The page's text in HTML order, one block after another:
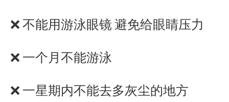
❌ 不能用游泳眼镜 避免给眼睛压力
❌ 一个月不能游泳
❌ 一星期内不能去多灰尘的地方